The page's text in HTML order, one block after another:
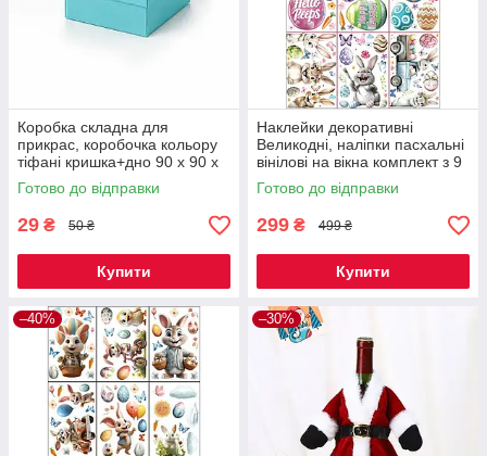
Коробка складна для
прикрас, коробочка кольору
тіфані кришка+дно 90 х 90 х
50 мм, КОД 00-0958
Готово до відправки
29 ₴ 50 ₴
Купити
Наклейки декоративні
Великодні, наліпки пасхальні
вінілові на вікна комплект з 9
листів Дизайн №1 Код 00-
0842
Готово до відправки
299 ₴ 499 ₴
Купити
–40% –30%